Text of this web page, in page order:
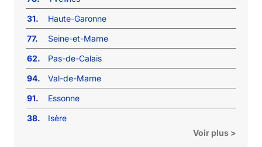
31.
Haute-Garonne
77.
Seine-et-Marne
62.
Pas-de-Calais
94.
Val-de-Marne
91.
Essonne
38.
Isère
Voir plus >